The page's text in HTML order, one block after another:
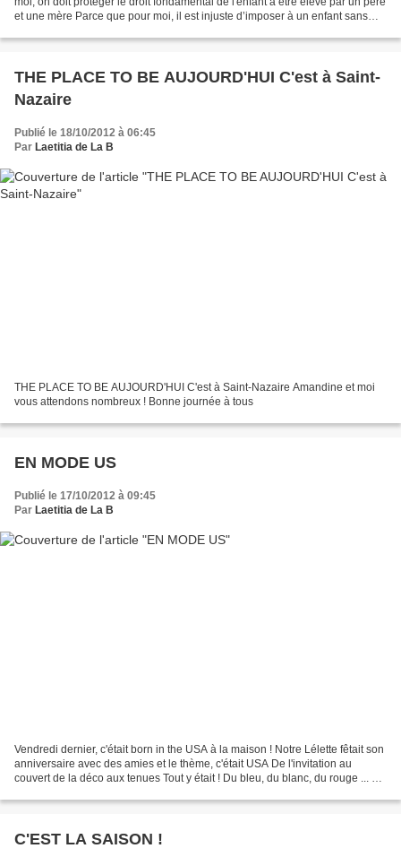
et une mère Parce que pour moi, il est injuste d’imposer à un enfant sans
THE PLACE TO BE AUJOURD'HUI C'est à Saint-
Nazaire
Publié le 18/10/2012 à 06:45
Par Laetitia de La B
THE PLACE TO BE AUJOURD'HUI C'est à Saint-Nazaire Amandine et moi
vous attendons nombreux ! Bonne journée à tous
EN MODE US
Publié le 17/10/2012 à 09:45
Par Laetitia de La B
Vendredi dernier, c'était born in the USA à la maison ! Notre Lélette fêtait son
anniversaire avec des amies et le thème, c'était USA De l'invitation au
couvert de la déco aux tenues Tout y était ! Du bleu, du blanc, du rouge ... et
C'EST LA SAISON !